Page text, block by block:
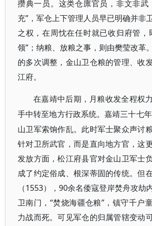
攒典一员。这类仓廪官员，非文非武
充”，军仓上下管理人员早已明确并非
之权，在周忱在任时就已收归府管，
领”；纳粮、放粮之事，则由樊莹改革
的多次调整，金山卫仓粮的管理、收
江府。
在嘉靖中后期，月粮收发全程权
手中转至地方行政系统。嘉靖三十七
山卫军索饷作乱。此时军士聚众声讨
针对卫所武官，而是直向地方官，这
发放方面，松江府县官对金山卫军士
成了约定俗成、根深蒂固的传统。但
（1553），90余名倭寇登岸焚舟攻劫
卫南门，“焚烧海疆仓粮”，镇守千户
力战而死。可见军仓的归属管辖变动